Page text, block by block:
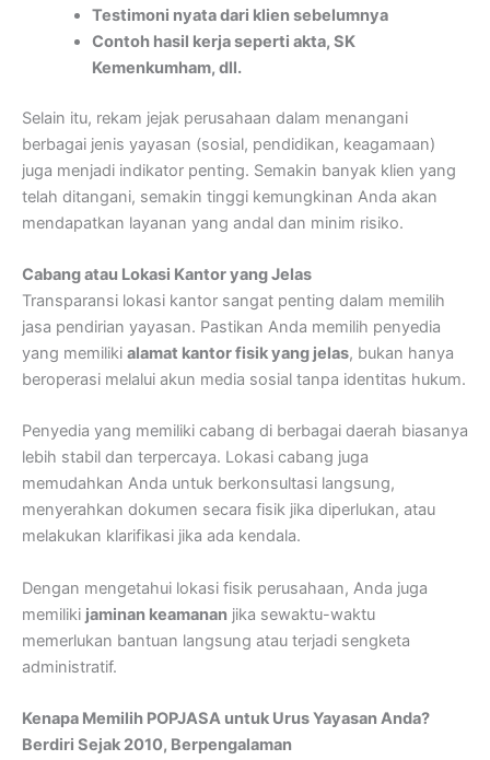
Testimoni nyata dari klien sebelumnya
Contoh hasil kerja seperti akta, SK
Kemenkumham, dll.
Selain itu, rekam jejak perusahaan dalam menangani
berbagai jenis yayasan (sosial, pendidikan, keagamaan)
juga menjadi indikator penting. Semakin banyak klien yang
telah ditangani, semakin tinggi kemungkinan Anda akan
mendapatkan layanan yang andal dan minim risiko.
Cabang atau Lokasi Kantor yang Jelas
Transparansi lokasi kantor sangat penting dalam memilih
jasa pendirian yayasan. Pastikan Anda memilih penyedia
yang memiliki alamat kantor fisik yang jelas, bukan hanya
beroperasi melalui akun media sosial tanpa identitas hukum.
Penyedia yang memiliki cabang di berbagai daerah biasanya
lebih stabil dan terpercaya. Lokasi cabang juga
memudahkan Anda untuk berkonsultasi langsung,
menyerahkan dokumen secara fisik jika diperlukan, atau
melakukan klarifikasi jika ada kendala.
Dengan mengetahui lokasi fisik perusahaan, Anda juga
memiliki jaminan keamanan jika sewaktu-waktu
memerlukan bantuan langsung atau terjadi sengketa
administratif.
Kenapa Memilih POPJASA untuk Urus Yayasan Anda?
Berdiri Sejak 2010, Berpengalaman